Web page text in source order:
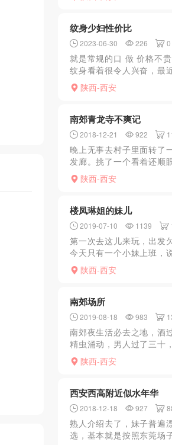
车前往，地方很好找自强
纹身少妇性价比
2023-06-30 226 0
就是常规的口 做 价格不
纹身看着很令人兴奋，最
事，经济上挺困难的，能
陕西-西安
南郊青龙寺不爽记
2018-12-21 922
晚上无事去村子里面转了
发廊。挑了一个看着还顺
所望。进房子后给你个套
上一躺，我还能说什么？
陕西-西安
楼凤琳姐的妹儿
2019-07-10 1139
第一次去这儿来玩，出发
今天只有一个小妹上班，
去过他们那，同意后应然
问具体地址，琳姐说正在
陕西-西安
南郊场所
2019-08-18 983
南郊夜生活必去之地，酒
精虫涌动，男人过了三十
路了。不再喜欢ML，喜欢
情，恰好这家店满足了我
陕西-西安
西安西高附近似水年华
2018-12-18 927
熟人介绍去了，妹子普遍
选，基本就是按照东莞场